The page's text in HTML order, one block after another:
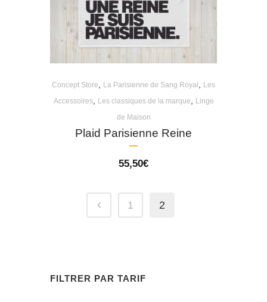
Concept Store La Parisienne de Sang Royal
Les
Accessoires, Les classiques de la marque
Linge
de Maison
Plaid Parisienne Reine
55,50€
1 2
FILTRER PAR TARIF